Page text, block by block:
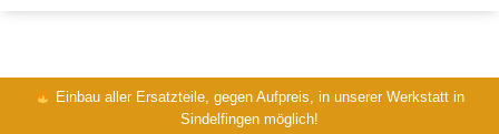
Einbau aller Ersatzteile, gegen Aufpreis, in unserer Werkstatt in
Sindelfingen möglich!